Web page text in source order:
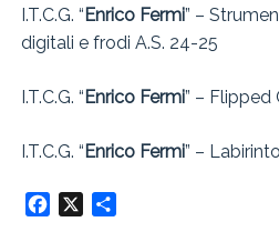
I.T.C.G. “Enrico Fermi” –
digitali e frodi A.S. 24-25
I.T.C.G. “Enrico Fermi” – Flipped
I.T.C.G. “Enrico Fermi” –
Facebook